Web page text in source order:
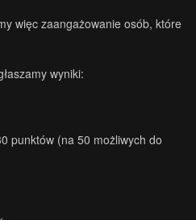
więc zaangażowanie osób, które
wyniki:
punktów (na 50 możliwych do